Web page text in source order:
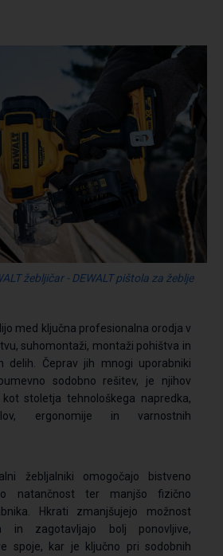
žebljičar - DEWALT pištola za žeblje
med ključna profesionalna orodja v
suhomontaži, montaži pohištva in
delih. Čeprav jih mnogi uporabniki
sodobno rešitev, je njihov
stoletja tehnološkega napredka,
ergonomije in varnostnih
žebljalniki omogočajo bistveno
natančnost ter manjšo fizično
Hkrati zmanjšujejo možnost
in zagotavljajo bolj ponovljive,
spoje, kar je ključno pri sodobnih